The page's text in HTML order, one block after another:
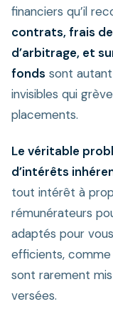
financiers qu’il
contrats, frais
d’arbitrage, et
fonds sont
invisibles qui
placements.
Le véritable
d’intérêts
tout intérêt à
rémunérateurs
adaptés pour
efficients, comme
sont rarement
versées.